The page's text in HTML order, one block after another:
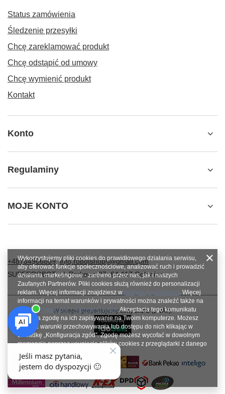
Status zamówienia
Śledzenie przesyłki
Chcę zareklamować produkt
Chcę odstąpić od umowy
Chcę wymienić produkt
Kontakt
Konto
Regulaminy
MOJE KONTO
+48784966809 info.robotshops@gmail.com
SUPERROBOT,ul. Parkowa 27,64-117Gołanice
W sklepie prezentujemy ceny brutto (z VAT).
Wykorzystujemy pliki cookies do prawidłowego działania serwisu,
aby oferować funkcje społecznościowe, analizować ruch i prowadzić
działania marketingowe - zarówno przez nas, jak i naszych
Zaufanych Partnerów. Pliki cookies służą również do personalizacji
reklam. Więcej informacji znajdziesz w polityce prywatności. Więcej
informacji na temat warunków i prywatności można znaleźć także na
stronie Prywatność i warunki Google. Akceptacja tego komunikatu
oznacza zgodę na ich zapisywanie na Twoim komputerze. Możesz
określić warunki przechowywania lub dostępu do nich klikając w
zakładkę „Konfiguracja zgód”. Zgodę możesz wycofać w dowolnym
momencie poprzez usunięcie plików cookies z przeglądarki z danego
urządzenia końcowego.
Zamknij